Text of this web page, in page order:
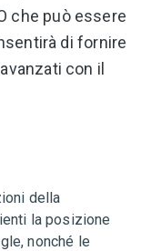
che può essere
di fornire
con il
della
la posizione
nonché le